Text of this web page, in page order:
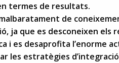
termes de resultats.
de
ja que es desconeixen els
i es desaprofita l’enorme
les estratègies